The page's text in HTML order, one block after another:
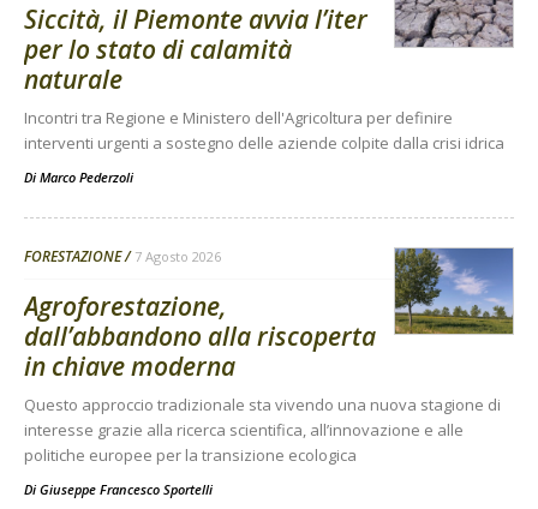
Siccità, il Piemonte avvia l’iter
per lo stato di calamità
naturale
Incontri tra Regione e Ministero dell'Agricoltura per definire
interventi urgenti a sostegno delle aziende colpite dalla crisi idrica
Di Marco Pederzoli
FORESTAZIONE 7 Agosto 2026
Agroforestazione,
dall’abbandono alla riscoperta
in chiave moderna
Questo approccio tradizionale sta vivendo una nuova stagione di
interesse grazie alla ricerca scientifica, all’innovazione e alle
politiche europee per la transizione ecologica
Di Giuseppe Francesco Sportelli